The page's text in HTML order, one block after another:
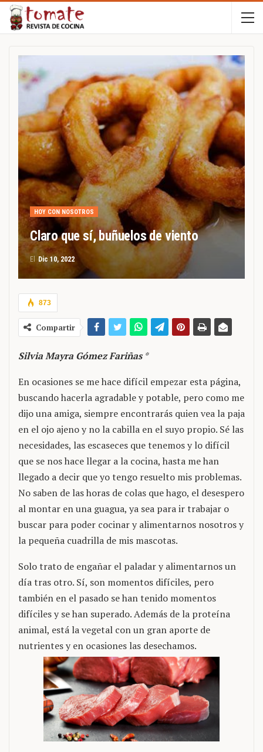
HOY CON NOSOTROS
Claro que sí, buñuelos de viento
El Dic 10, 2022
873
Compartir
Silvia Mayra Gómez Fariñas*
En ocasiones se me hace difícil empezar esta página,
buscando hacerla agradable y potable, pero como me
dijo una amiga, siempre encontrarás quien vea la paja
en el ojo ajeno y no la cabilla en el suyo propio. Sé las
necesidades, las escaseces que tenemos y lo difícil
que se nos hace llegar a la cocina, hasta me han
llegado a decir que yo tengo resuelto mis problemas.
No saben de las horas de colas que hago, el desespero
al montar en una guagua, ya sea para ir trabajar o
buscar para poder cocinar y alimentarnos nosotros y
la pequeña cuadrilla de mis mascotas.
Solo trato de engañar el paladar y alimentarnos un
día tras otro. Sí, son momentos difíciles, pero
también en el pasado se han tenido momentos
difíciles y se han superado. Además de la proteína
animal, está la vegetal con un gran aporte de
nutrientes y en ocasiones las desechamos.